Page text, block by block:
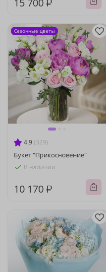
15 700 ₽
4.9 (329)
Букет "Прикосновение"
В наличии
10 170 ₽
Сезонные цветы